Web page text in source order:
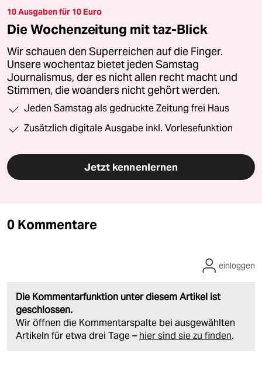
10 Ausgaben für 10 Euro
Die Wochenzeitung mit taz-Blick
Wir schauen den Superreichen auf die Finger.
Unsere wochentaz bietet jeden Samstag
Journalismus, der es nicht allen recht macht und
Stimmen, die woanders nicht gehört werden.
Jeden Samstag als gedruckte Zeitung frei Haus
Zusätzlich digitale Ausgabe inkl. Vorlesefunktion
Jetzt kennenlernen
0 Kommentare
Die Kommentarfunktion unter diesem Artikel ist
geschlossen.
Wir öffnen die Kommentarspalte bei ausgewählten
Artikeln für etwa drei Tage – hier sind sie zu finden.
einloggen